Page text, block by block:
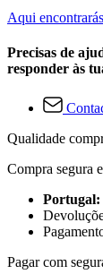
Aqui
Precisas de
responder às
Qualidade
Compra segura
Portugal:
Pagar com